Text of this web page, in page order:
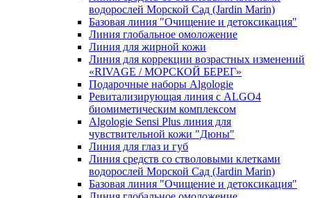
водорослей Морской Сад (Jardin Marin)
Базовая линия "Очищение и детоксикация"
Линия глобальное омоложение
Линия для жирной кожи
Линия для коррекции возрастных изменений
«RIVAGE / МОРСКОЙ БЕРЕГ»
Подарочные наборы Algologie
Ревитализирующая линия с ALGO4
биомиметическим комплексом
Algologie Sensi Plus линия для
чувcтвительной кожи "Дюны"
Линия для глаз и губ
Линия средств со стволовыми клетками
водорослей Морской Сад (Jardin Marin)
Базовая линия "Очищение и детоксикация"